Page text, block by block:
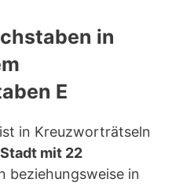
in
E
in Kreuzworträtseln
Stadt mit 22
beziehungsweise in